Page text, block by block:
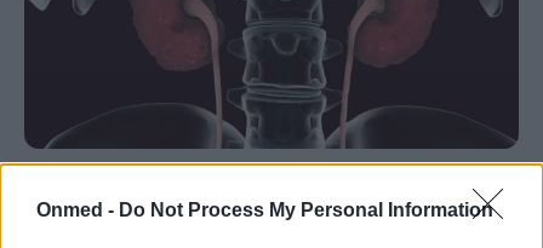
Onmed - Do Not Process My Personal Information
Οξεία πυελονεφρίτιδα: 7 συμπτώματα
που δεν πρέπει να αγνοήσετε (εικόνες)